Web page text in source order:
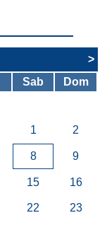
>
Sab Dom
1 2
8 9
15 16
22 23